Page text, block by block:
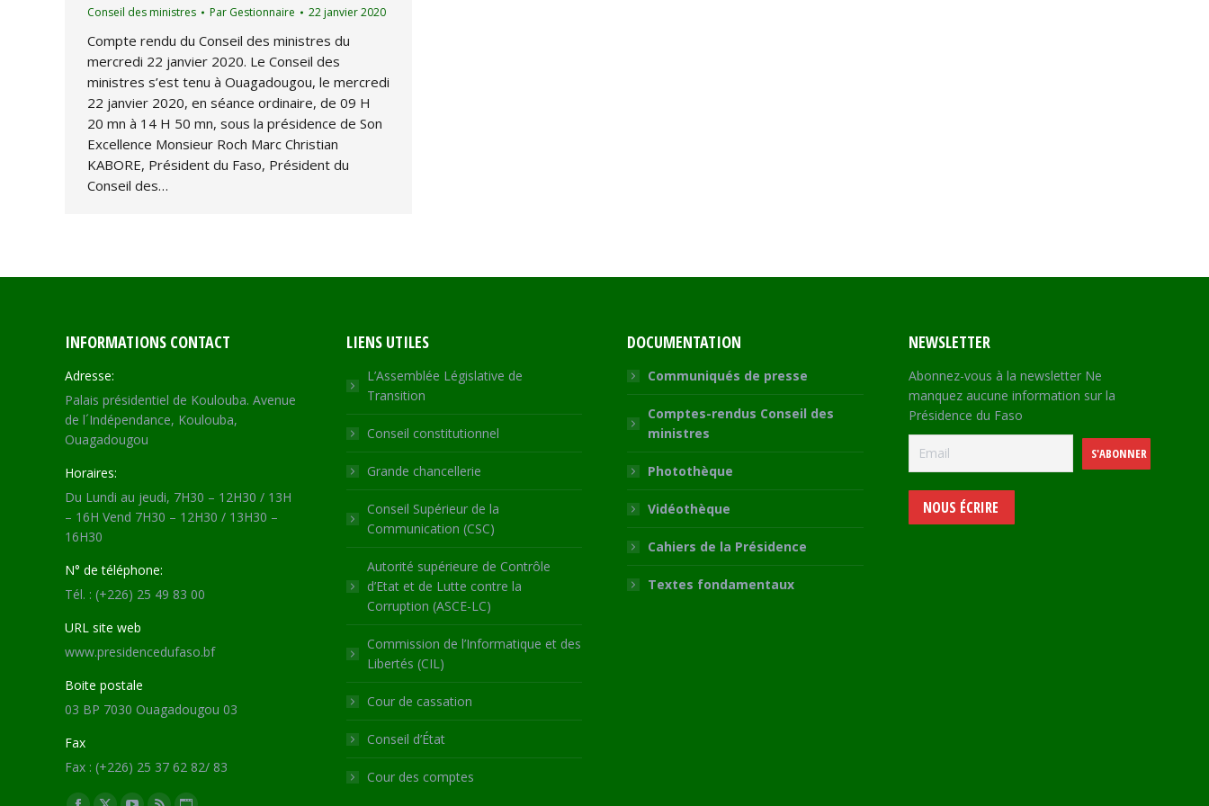
Conseil des ministres Par Gestionnaire 22 janvier 2020
Compte rendu du Conseil des ministres du
mercredi 22 janvier 2020. Le Conseil des
ministres s’est tenu à Ouagadougou, le mercredi
22 janvier 2020, en séance ordinaire, de 09 H
20 mn à 14 H 50 mn, sous la présidence de Son
Excellence Monsieur Roch Marc Christian
KABORE, Président du Faso, Président du
Conseil des…
INFORMATIONS CONTACT
Adresse:
Palais présidentiel de Koulouba. Avenue
de l´Indépendance, Koulouba,
Ouagadougou
Horaires:
Du Lundi au jeudi, 7H30 – 12H30 / 13H
– 16H Vend 7H30 – 12H30 / 13H30 –
16H30
N° de téléphone:
Tél. : (+226) 25 49 83 00
URL site web
www.presidencedufaso.bf
Boite postale
03 BP 7030 Ouagadougou 03
Fax
Fax : (+226) 25 37 62 82/ 83
Trouvez nous sur :
LIENS UTILES
L’Assemblée Législative de
Transition
Conseil constitutionnel
Grande chancellerie
Conseil Supérieur de la
Communication (CSC)
Autorité supérieure de Contrôle
d’Etat et de Lutte contre la
Corruption (ASCE-LC)
Commission de l’Informatique et des
Libertés (CIL)
Cour de cassation
Conseil d’État
Cour des comptes
DOCUMENTATION
Communiqués de presse
Comptes-rendus Conseil des
ministres
Photothèque
Vidéothèque
Cahiers de la Présidence
Textes fondamentaux
NEWSLETTER
Abonnez-vous à la newsletter Ne
manquez aucune information sur la
Présidence du Faso
NOUS ÉCRIRE